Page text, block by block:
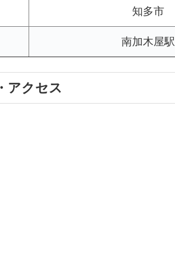
知多市
南加木屋駅
アクセス